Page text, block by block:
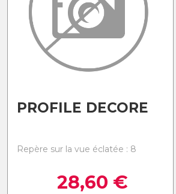
PROFILE DECORE
Repère sur la vue éclatée : 8
28,60 €